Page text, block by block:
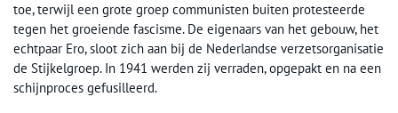
toe, terwijl een grote groep communisten buiten protesteerde
tegen het groeiende fascisme. De eigenaars van het gebouw, het
echtpaar Ero, sloot zich aan bij de Nederlandse verzetsorganisatie
de Stijkelgroep. In 1941 werden zij verraden, opgepakt en na een
schijnproces gefusilleerd.